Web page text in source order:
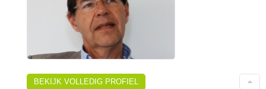
BEKIJK VOLLEDIG PROFIEL